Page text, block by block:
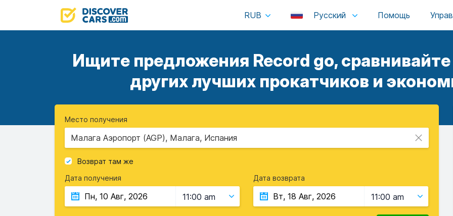
RUB Русский
Ищите предложения Record go,
других лучших прокатчиков и
Место получения
Малага Аэропорт (AGP), Малага, Испания
Возврат там же
Дата получения
11:00 am
Дата возврата
11:00 am